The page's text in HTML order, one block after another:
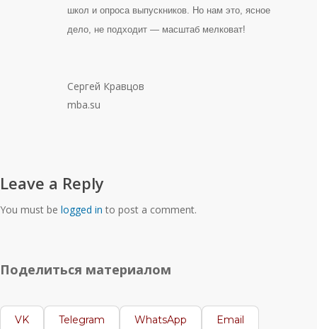
школ и опроса выпускников. Но нам это, ясное
дело, не подходит — масштаб мелковат!
Сергей Кравцов
mba.su
Leave a Reply
You must be logged in to post a comment.
Поделиться материалом
VK Telegram WhatsApp Email